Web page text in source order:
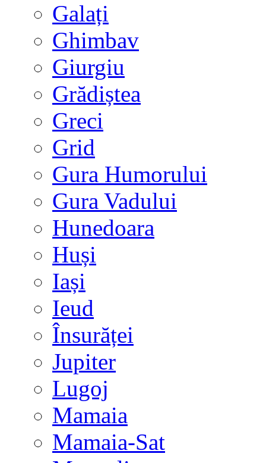
Galați
Ghimbav
Giurgiu
Grădiștea
Greci
Grid
Gura Humorului
Gura Vadului
Hunedoara
Huși
Iași
Ieud
Însurăței
Jupiter
Lugoj
Mamaia
Mamaia-Sat